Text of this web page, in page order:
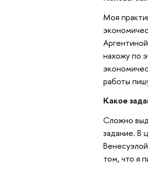
Моя
нахожу по
работы
Какое
Сложно
задание. В
том, что я